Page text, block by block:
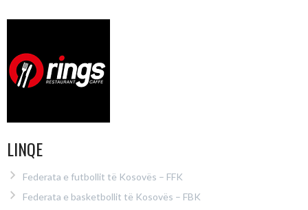
LINQE
Federata e futbollit të Kosovës – FFK
Federata e basketbollit të Kosovës – FBK